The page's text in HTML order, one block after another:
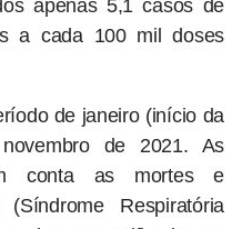
chance de uma reação
19 é de apenas
apenas 5,1 casos de
a cada 100 mil doses
de janeiro (início da
de 2021. As